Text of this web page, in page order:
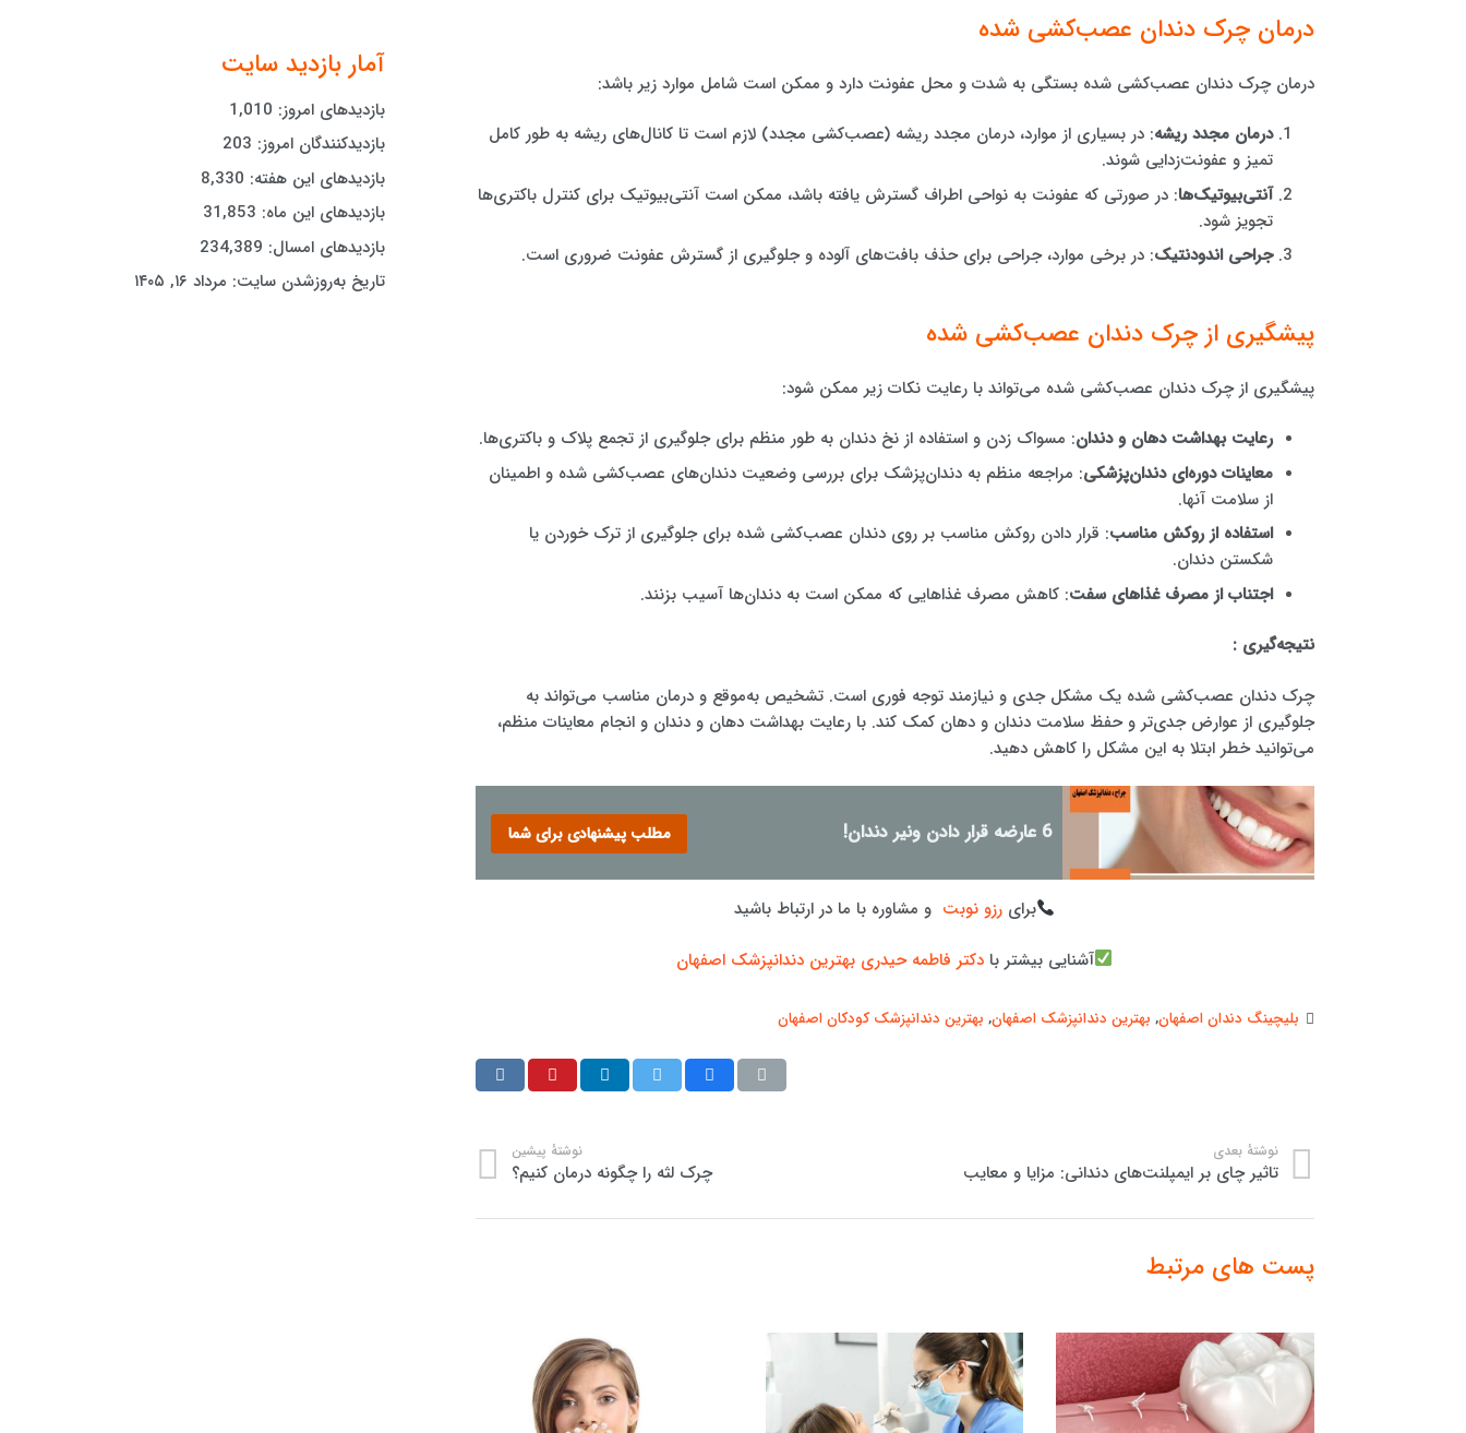
درمان چرک دندان عصب‌کشی شده
درمان چرک دندان عصب‌کشی شده بستگی به شدت و محل عفونت دارد و ممکن است شامل موارد زیر باشد:
درمان مجدد ریشه: در بسیاری از موارد، درمان مجدد ریشه (عصب‌کشی مجدد) لازم است تا کانال‌های ریشه به طور کامل
تمیز و عفونت‌زدایی شوند.
آنتی‌بیوتیک‌ها: در صورتی که عفونت به نواحی اطراف گسترش یافته باشد، ممکن است آنتی‌بیوتیک برای کنترل باکتری‌ها
تجویز شود.
جراحی اندودنتیک: در برخی موارد، جراحی برای حذف بافت‌های آلوده و جلوگیری از گسترش عفونت ضروری است.
پیشگیری از چرک دندان عصب‌کشی شده
پیشگیری از چرک دندان عصب‌کشی شده می‌تواند با رعایت نکات زیر ممکن شود:
رعایت بهداشت دهان و دندان: مسواک زدن و استفاده از نخ دندان به طور منظم برای جلوگیری از تجمع پلاک و باکتری‌ها.
معاینات دوره‌ای دندان‌پزشکی: مراجعه منظم به دندان‌پزشک برای بررسی وضعیت دندان‌های عصب‌کشی شده و اطمینان
از سلامت آنها.
استفاده از روکش مناسب: قرار دادن روکش مناسب بر روی دندان عصب‌کشی شده برای جلوگیری از ترک خوردن یا
شکستن دندان.
اجتناب از مصرف غذاهای سفت: کاهش مصرف غذاهایی که ممکن است به دندان‌ها آسیب بزنند.
نتیجه‌گیری :
چرک دندان عصب‌کشی شده یک مشکل جدی و نیازمند توجه فوری است. تشخیص به‌موقع و درمان مناسب می‌تواند به
جلوگیری از عوارض جدی‌تر و حفظ سلامت دندان و دهان کمک کند. با رعایت بهداشت دهان و دندان و انجام معاینات منظم،
می‌توانید خطر ابتلا به این مشکل را کاهش دهید.
6 عارضه قرار دادن ونیر دندان! مطلب پیشنهادی برای شما
برای رزو نوبت و مشاوره با ما در ارتباط باشید
آشنایی بیشتر با دکتر فاطمه حیدری بهترین دندانپزشک اصفهان
بلیچینگ دندان اصفهان, بهترین دندانپزشک اصفهان, بهترین دندانپزشک کودکان اصفهان
نوشتهٔ پیشین
چرک لثه را چگونه درمان کنیم؟
نوشتهٔ بعدی
تاثیر چای بر ایمپلنت‌های دندانی: مزایا و معایب
پست های مرتبط
آمار بازدید سایت
بازدیدهای امروز: 1,010
بازدیدکنندگان امروز: 203
بازدیدهای این هفته: 8,330
بازدیدهای این ماه: 31,853
بازدیدهای امسال: 234,389
تاریخ به‌روزشدن سایت: مرداد ۱۶, ۱۴۰۵